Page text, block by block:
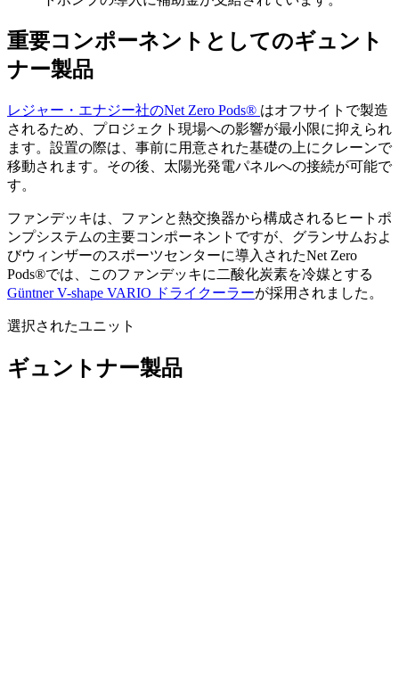
重要コンポーネントとしてのギュント
ナー製品
レジャー・エナジー社のNet Zero Pods® はオフサイトで製造
されるため、プロジェクト現場への影響が最小限に抑えられ
ます。設置の際は、事前に用意された基礎の上にクレーンで
移動されます。その後、太陽光発電パネルへの接続が可能で
す。
ファンデッキは、ファンと熱交換器から構成されるヒートポ
ンプシステムの主要コンポーネントですが、グランサムおよ
びウィンザーのスポーツセンターに導入されたNet Zero
Pods®では、このファンデッキに二酸化炭素を冷媒とする
Güntner V-shape VARIO ドライクーラーが採用されました。
選択されたユニット
ギュントナー製品